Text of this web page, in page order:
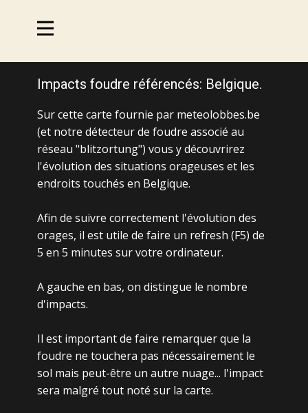
Impacts foudre référencés: Belgique.
Sur cette carte fournie par meteolobbes.be
(et notre détecteur de foudre associé au
réseau "blitzortung") vous y découvrirez
l'évolution des situations orageuses et les
endroits touchés en Belgique.
Afin de suivre correctement l'évolution des
orages, il est utile de faire un refresh (F5) de
5 en 5 minutes sur votre ordinateur.
A gauche en bas, on distingue le nombre
d'impacts.
Il est important de faire remarquer que la
foudre ne touchera pas nécessairement le
sol mais peut-être un autre nuage... l'impact
sera malgré tout noté sur la carte.